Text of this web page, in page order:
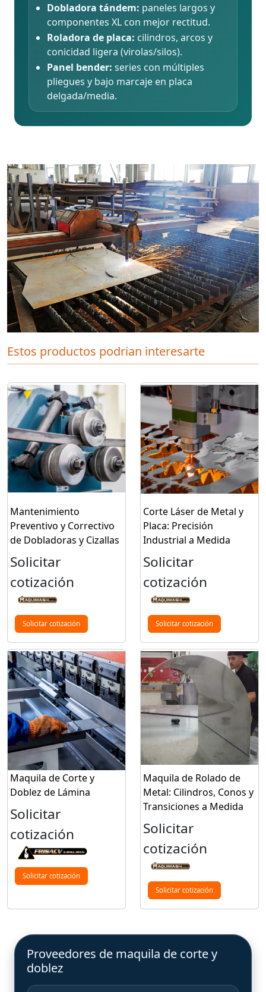
Dobladora tándem: paneles largos y
componentes XL con mejor rectitud.
Roladora de placa: cilindros, arcos y
conicidad ligera (virolas/silos).
Panel bender: series con múltiples
pliegues y bajo marcaje en placa
delgada/media.
Estos productos podrian interesarte
Mantenimiento
Preventivo y Correctivo
de Dobladoras y Cizallas
Solicitar
cotización
Solicitar cotización
Corte Láser de Metal y
Placa: Precisión
Industrial a Medida
Solicitar
cotización
Solicitar cotización
Maquila de Corte y
Doblez de Lámina
Solicitar
cotización
Solicitar cotización
Maquila de Rolado de
Metal: Cilindros, Conos y
Transiciones a Medida
Solicitar
cotización
Solicitar cotización
Proveedores de maquila de corte y
doblez